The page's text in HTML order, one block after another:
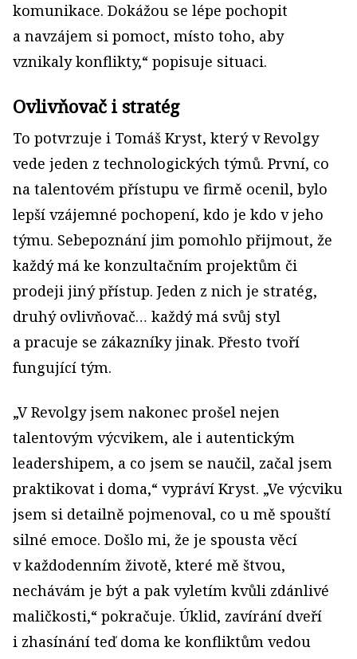
komunikace. Dokážou se lépe pochopit
a navzájem si pomoct, místo toho, aby
vznikaly konflikty,“ popisuje situaci.
Ovlivňovač i stratég
To potvrzuje i Tomáš Kryst, který v Revolgy
vede jeden z technologických týmů. První, co
na talentovém přístupu ve firmě ocenil, bylo
lepší vzájemné pochopení, kdo je kdo v jeho
týmu. Sebepoznání jim pomohlo přijmout, že
každý má ke konzultačním projektům či
prodeji jiný přístup. Jeden z nich je stratég,
druhý ovlivňovač… každý má svůj styl
a pracuje se zákazníky jinak. Přesto tvoří
fungující tým.
„V Revolgy jsem nakonec prošel nejen
talentovým výcvikem, ale i autentickým
leadershipem, a co jsem se naučil, začal jsem
praktikovat i doma,“ vypráví Kryst. „Ve výcviku
jsem si detailně pojmenoval, co u mě spouští
silné emoce. Došlo mi, že je spousta věcí
v každodenním životě, které mě štvou,
nechávám je být a pak vyletím kvůli zdánlivé
maličkosti,“ pokračuje. Úklid, zavírání dveří
i zhasínání teď doma ke konfliktům vedou